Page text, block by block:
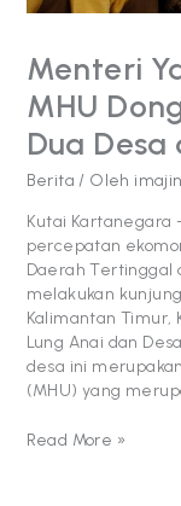
Menteri
MHU
Dua
Berita / Oleh
Kutai Kartanegara
percepatan
Daerah Tertinggal
melakukan
Kalimantan Timur,
Lung Anai dan
desa ini
(MHU) yang
Kaltim
Read More »